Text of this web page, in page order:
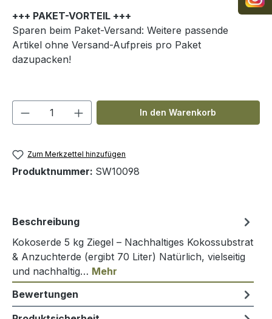
+++ PAKET-VORTEIL +++
Sparen beim Paket-Versand: Weitere passende
Artikel ohne Versand-Aufpreis pro Paket
dazupacken!
Produkt Anzahl: Gib denIn den Warenkorb
Zum Merkzettel hinzufügen
Produktnummer: SW10098
Beschreibung
Kokoserde 5 kg Ziegel – Nachhaltiges Kokossubstrat
& Anzuchterde (ergibt 70 Liter) Natürlich, vielseitig
und nachhaltig… Mehr
Bewertungen